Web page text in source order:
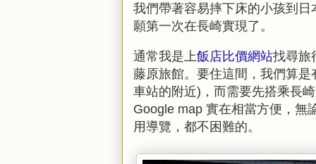
我們帶著容易摔下床的小孩到
願第一次在長崎實現了。
通常我是上飯店比價網站找尋旅
藤原旅館。要住這間，我們算
車站的附近)，而需要先搭乘長
Google map 實在相當方便，無
用導覽，都不困難的。